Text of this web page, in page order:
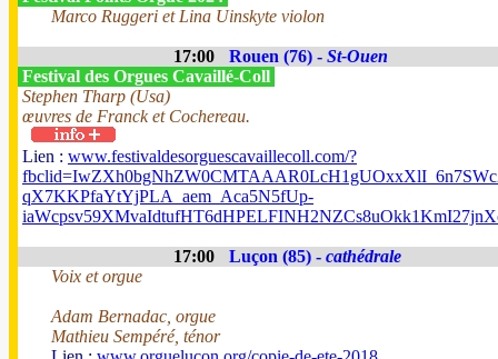
Marco Ruggeri et Lina Uinskyte violon
17:00 Rouen (76) - St-Ouen
Festival des Orgues Cavaillé-Coll
Stephen Tharp (Usa)
œuvres de Franck et Cochereau.
Lien : www.festivaldesorguescavaillecoll.com/?
qX7KKPfaYtYjPLA_aem_Aca5N5fUp-
17:00 Luçon (85) - cathédrale
Voix et orgue
Adam Bernadac, orgue
Mathieu Sempéré, ténor